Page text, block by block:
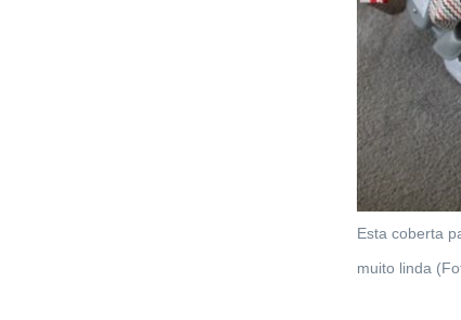
Esta coberta
muito linda